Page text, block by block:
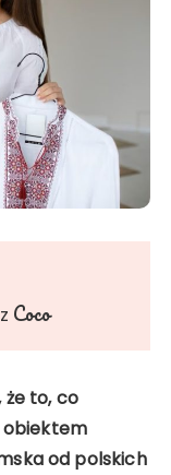
Coco
że to, co
obiektem
od polskich